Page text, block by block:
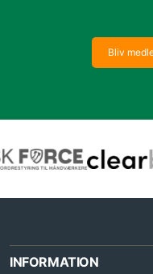
Bliv
INFORMATION